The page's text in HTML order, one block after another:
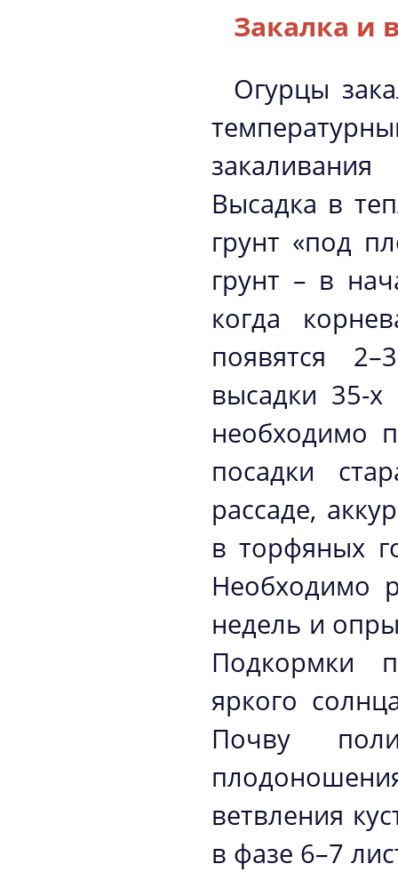
Закалка и
Огурцы
Высадка в
грунт «под
грунт – в
когда
появятся
высадки 35-х
необходимо
посадки
рассаде,
в торфяных
Необходимо
недель и
Подкормки
яркого
Почву
ветвления
в фазе 6–7